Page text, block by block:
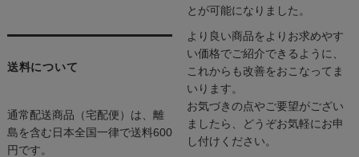
送料について
通常配送商品（宅配便）は、離
島を含む日本全国一律で送料600
円です。
とが可能になりました。
より良い商品をよりお求めやす
い価格でご紹介できるように、
これからも改善をおこなってま
いります。
お気づきの点やご要望がござい
ましたら、どうぞお気軽にお申
し付けください。